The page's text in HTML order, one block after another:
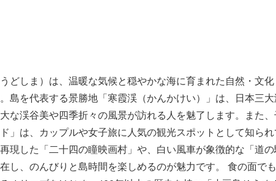
どしま）は、温暖な気候と穏やかな海に育まれた自然・文
島を代表する景勝地「寒霞渓（かんかけい）」は、日本三
な渓谷美や四季折々の風景が訪れる人を魅了します。また
」は、カップルや女子旅に人気の観光スポットとして知ら
現した「二十四の瞳映画村」や、白い風車が象徴的な「道の
し、のんびりと島時間を楽しめるのが魅力です。 食の面で